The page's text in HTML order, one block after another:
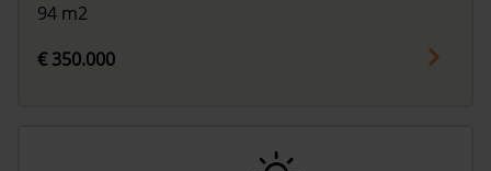
94 m2
€ 350.000